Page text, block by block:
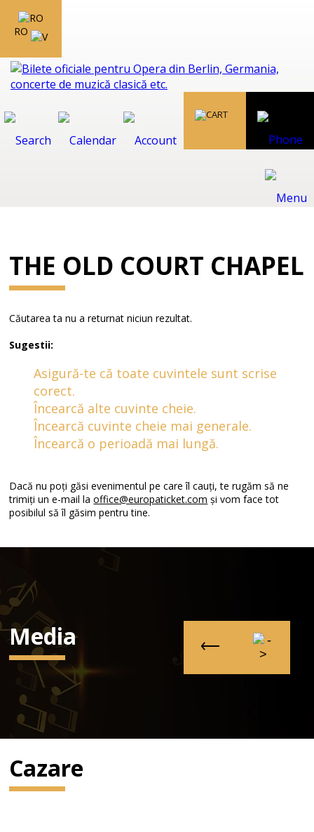
RO
THE OLD COURT CHAPEL
Căutarea ta nu a returnat niciun rezultat.
Sugestii:
Asigură-te că toate cuvintele sunt scrise
corect.
Încearcă alte cuvinte cheie.
Încearcă cuvinte cheie mai generale.
Încearcă o perioadă mai lungă.
Dacă nu poți găsi evenimentul pe care îl cauți, te rugăm să ne
trimiți un e-mail laoffice@europaticket.com și vom face tot
posibilul să îl găsim pentru tine.
Media
Cazare